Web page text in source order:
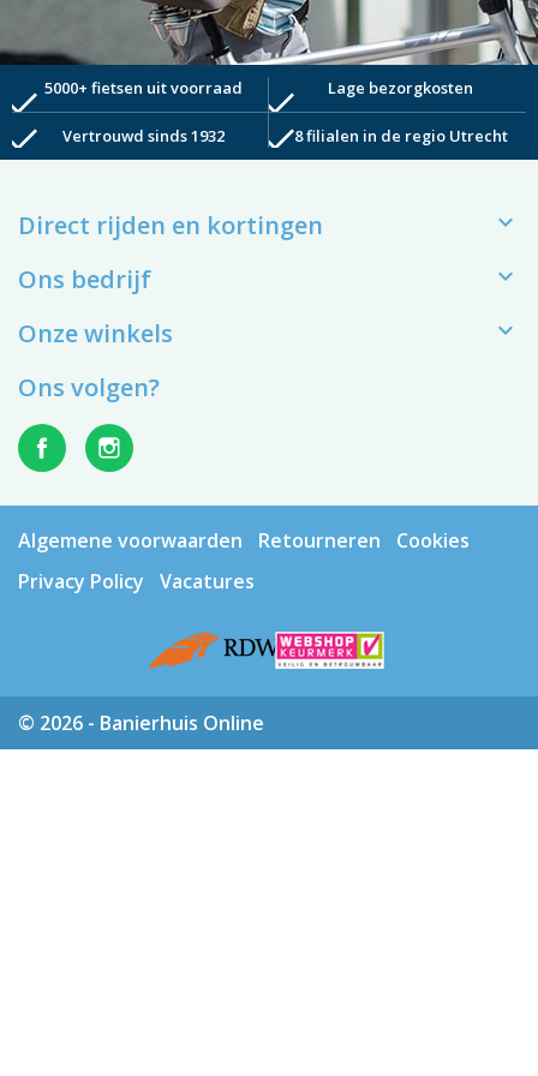
check5000+ fietsen uit voorraad check Lage bezorgkosten
check Vertrouwd sinds 1932 check8 filialen in de regio Utrecht
Direct rijden en kortingen 
Ons bedrijf 
Onze winkels 
Ons volgen?
Algemene voorwaarden Retourneren
Cookies
Privacy Policy
Vacatures
© 2026 - Banierhuis Online